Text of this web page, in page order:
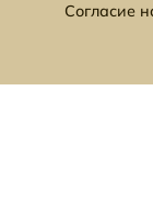
Согласие